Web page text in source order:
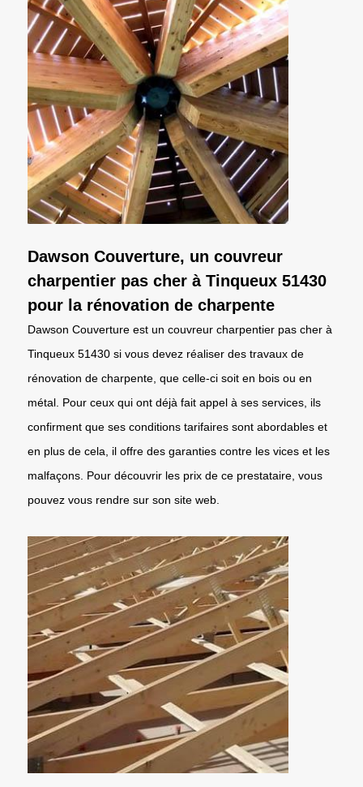
Dawson Couverture, un couvreur
charpentier pas cher à Tinqueux 51430
pour la rénovation de charpente
Dawson Couverture est un couvreur charpentier pas cher à
Tinqueux 51430 si vous devez réaliser des travaux de
rénovation de charpente, que celle-ci soit en bois ou en
métal. Pour ceux qui ont déjà fait appel à ses services, ils
confirment que ses conditions tarifaires sont abordables et
en plus de cela, il offre des garanties contre les vices et les
malfaçons. Pour découvrir les prix de ce prestataire, vous
pouvez vous rendre sur son site web.